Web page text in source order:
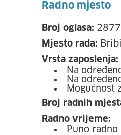
Radno mjesto
Broj oglasa:
Mjesto rada:
Vrsta zaposlenja:
Na
Na
Mogućnost
Broj radnih
Radno vrijeme:
Puno